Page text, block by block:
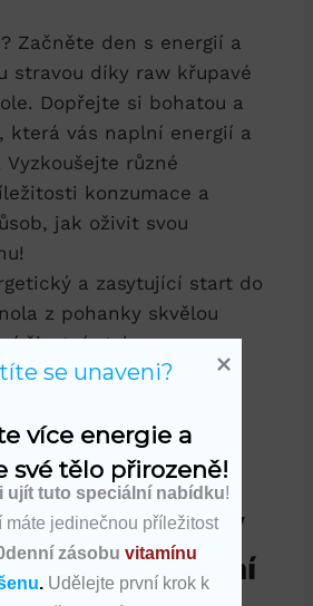
Začněte den s energií a
stravou díky raw křupavé
Dopřejte si bohatou a
která vás naplní energií a
různé
konzumace a
jak oživit svou
a
do dne:
z pohanky
pro aktivní
více energie a
své tělo přirozeně!
ujít tuto speciální nabídku!
máte jedinečnou příležitost
zásobu vitamínu
. Udělejte první krok k
se unaveni?